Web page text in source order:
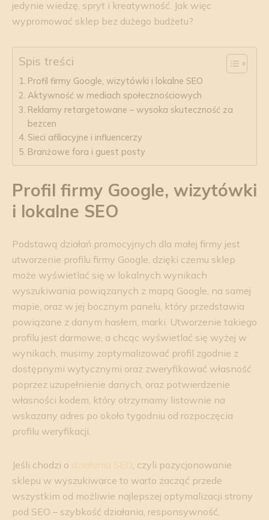
jedynie wiedzę, spryt i kreatywność. Jak więc
wypromować sklep bez dużego budżetu?
Spis treści
Profil firmy Google, wizytówki i lokalne SEO
Aktywność w mediach społecznościowych
Reklamy retargetowane – wysoka skuteczność za
bezcen
Sieci afiliacyjne i influencerzy
Branżowe fora i guest posty
Profil firmy Google, wizytówki
i lokalne SEO
Podstawą działań promocyjnych dla małej firmy jest
utworzenie profilu firmy Google, dzięki czemu sklep
może wyświetlać się w lokalnych wynikach
wyszukiwania powiązanych z mapą Google, na samej
mapie, oraz w jej bocznym panelu, który przedstawia
powiązane z danym hasłem, marki. Utworzenie takiego
profilu jest darmowe, a chcąc wyświetlać się wyżej w
wynikach, musimy zoptymalizować profil zgodnie z
dostępnymi wytycznymi oraz zweryfikować własność
poprzez uzupełnienie danych, oraz potwierdzenie
własności kodem, który otrzymamy listownie na
wskazany adres po około tygodniu od rozpoczęcia
profilu weryfikacji.
Jeśli chodzi o działania SEO , czyli pozycjonowanie
sklepu w wyszukiwarce to warto zacząć przede
wszystkim od możliwie najlepszej optymalizacji strony
pod SEO – szybkość działania, responsywność,